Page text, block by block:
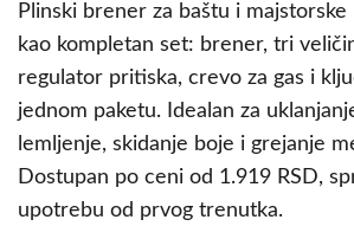
Plinski brener za baštu i majstorske
kao kompletan set: brener, tri
regulator pritiska, crevo za gas i
jednom paketu. Idealan za
lemljenje, skidanje boje i grejanje
Dostupan po ceni od 1.919 RSD,
upotrebu od prvog trenutka.